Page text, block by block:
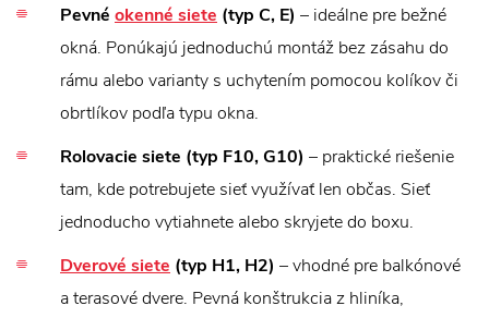
Pevné okenné siete (typ C, E) – ideálne pre bežné
okná. Ponúkajú jednoduchú montáž bez zásahu do
rámu alebo varianty s uchytením pomocou kolíkov či
obrtlíkov podľa typu okna.
Rolovacie siete (typ F10, G10) – praktické riešenie
tam, kde potrebujete sieť využívať len občas. Sieť
jednoducho vytiahnete alebo skryjete do boxu.
Dverové siete (typ H1, H2) – vhodné pre balkónové
a terasové dvere. Pevná konštrukcia z hliníka,